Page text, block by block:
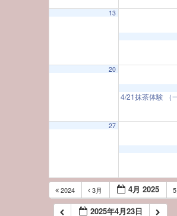
13
20
4/21抹茶体験 （
27
2024 3月 4月 2025
2025年4月23日
6:00 AM